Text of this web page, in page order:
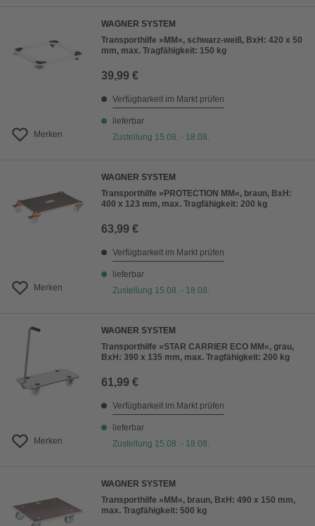
Merken
WAGNER SYSTEM
Transporthilfe »MM«, schwarz-weiß, BxH: 420 x 50
mm, max. Tragfähigkeit: 150 kg
39,99 €
Verfügbarkeit im Markt prüfen
lieferbar
Zustellung 15.08. - 18.08.
Merken
WAGNER SYSTEM
Transporthilfe »PROTECTION MM«, braun, BxH:
400 x 123 mm, max. Tragfähigkeit: 200 kg
63,99 €
Verfügbarkeit im Markt prüfen
lieferbar
Zustellung 15.08. - 18.08.
Merken
WAGNER SYSTEM
Transporthilfe »STAR CARRIER ECO MM«, grau,
BxH: 390 x 135 mm, max. Tragfähigkeit: 200 kg
61,99 €
Verfügbarkeit im Markt prüfen
lieferbar
Zustellung 15.08. - 18.08.
WAGNER SYSTEM
Transporthilfe »MM«, braun, BxH: 490 x 150 mm,
max. Tragfähigkeit: 500 kg